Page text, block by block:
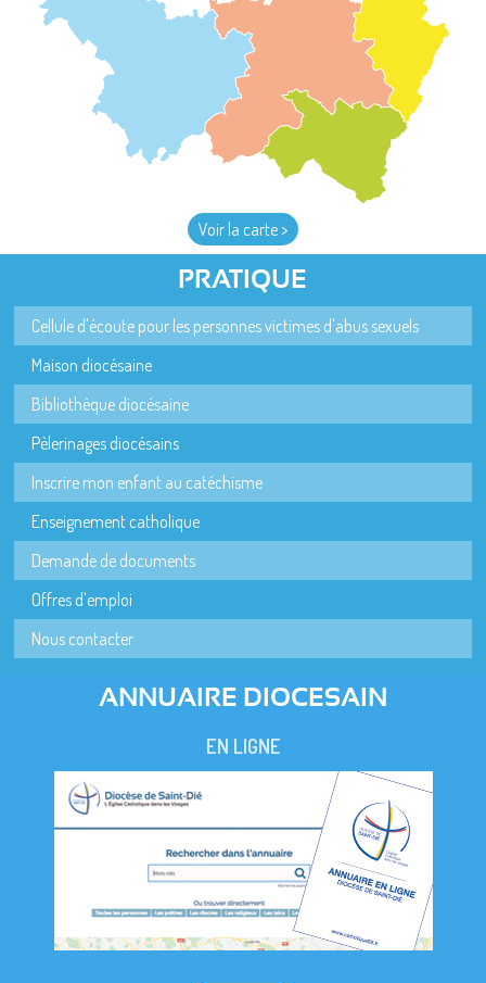
Voir la carte >
PRATIQUE
Cellule d'écoute pour les personnes victimes d'abus sexuels
Maison diocésaine
Bibliothèque diocésaine
Pèlerinages diocésains
Inscrire mon enfant au catéchisme
Enseignement catholique
Demande de documents
Offres d'emploi
Nous contacter
ANNUAIRE DIOCESAIN
EN LIGNE